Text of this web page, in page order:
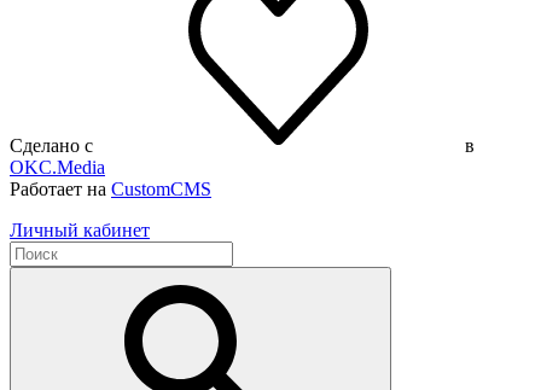
Сделано с
в
OKC.Media
Работает на CustomCMS
Личный кабинет